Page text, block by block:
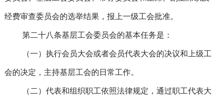
经费审查委员会的选举结果，报上一级工会批准。
第二十八条基层工会委员会的基本任务是：
（一）执行会员大会或者会员代表大会的决议和上级工
会的决定，主持基层工会的日常工作。
（二）代表和组织职工依照法律规定，通过职工代表大